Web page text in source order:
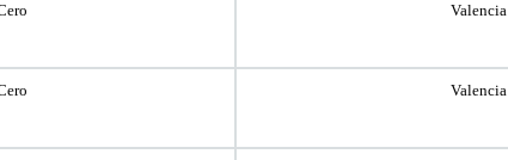
Valencia
Valencia